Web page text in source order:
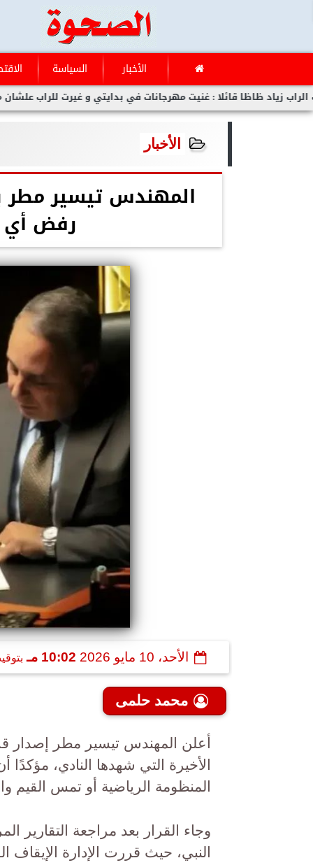
الأخبار السياسة
ظاظا قائلا : غنيت مهرجانات في بدايتي و غيرت للراب علشان مفلحتش
الأخبار
المهندس تيسير مطر
رفض أي
الأحد، 10 مايو 2026 10:02 مـ
محمد حلمى
الأخيرة التي شهدها النادي،
المنظومة الرياضية أو تمس القيم
وجاء القرار بعد مراجعة التقارير
النبي، حيث قررت الإدارة